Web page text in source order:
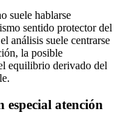
suele hablarse
sentido protector del
análisis suele centrarse
la posible
equilibrio derivado del
especial atención